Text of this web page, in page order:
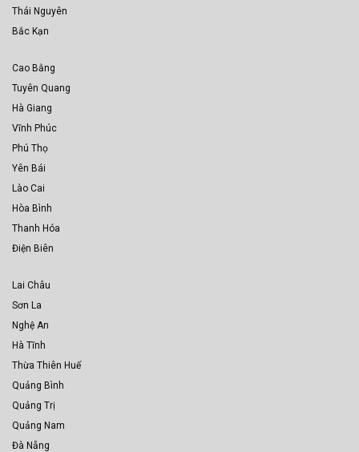
Thái Nguyên
Bắc Kạn
Cao Bằng
Tuyên Quang
Hà Giang
Vĩnh Phúc
Phú Thọ
Yên Bái
Lào Cai
Hòa Bình
Thanh Hóa
Điện Biên
Lai Châu
Sơn La
Nghệ An
Hà Tĩnh
Thừa Thiên Huế
Quảng Bình
Quảng Trị
Quảng Nam
Đà Nẵng